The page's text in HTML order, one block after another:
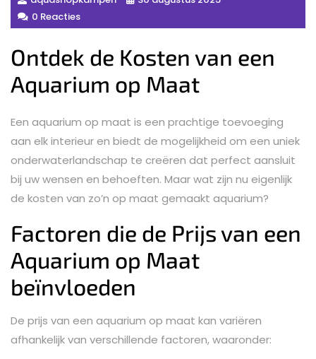
0 Reacties
Ontdek de Kosten van een
Aquarium op Maat
Een aquarium op maat is een prachtige toevoeging
aan elk interieur en biedt de mogelijkheid om een uniek
onderwaterlandschap te creëren dat perfect aansluit
bij uw wensen en behoeften. Maar wat zijn nu eigenlijk
de kosten van zo’n op maat gemaakt aquarium?
Factoren die de Prijs van een
Aquarium op Maat
beïnvloeden
De prijs van een aquarium op maat kan variëren
afhankelijk van verschillende factoren, waaronder: